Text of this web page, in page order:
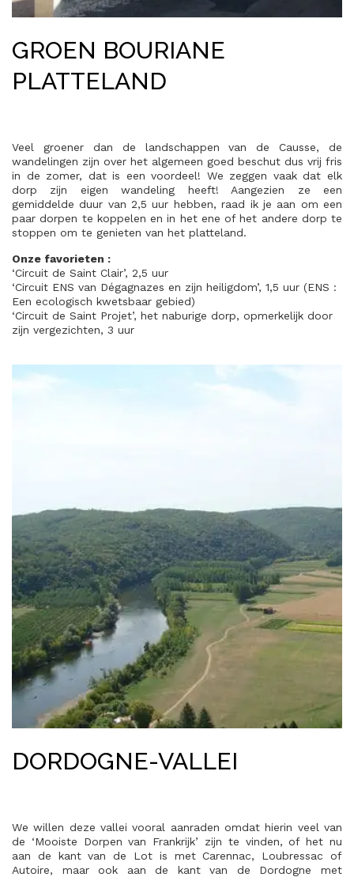
GROEN BOURIANE
PLATTELAND
Veel groener dan de landschappen van de Causse, de
wandelingen zijn over het algemeen goed beschut dus vrij fris
in de zomer, dat is een voordeel! We zeggen vaak dat elk
dorp zijn eigen wandeling heeft! Aangezien ze een
gemiddelde duur van 2,5 uur hebben, raad ik je aan om een
paar dorpen te koppelen en in het ene of het andere dorp te
stoppen om te genieten van het platteland.
Onze favorieten :
‘Circuit de Saint Clair’, 2,5 uur
‘Circuit ENS van Dégagnazes en zijn heiligdom’, 1,5 uur (ENS :
Een ecologisch kwetsbaar gebied)
‘Circuit de Saint Projet’, het naburige dorp, opmerkelijk door
zijn vergezichten, 3 uur
DORDOGNE-VALLEI
We willen deze vallei vooral aanraden omdat hierin veel van
de ‘Mooiste Dorpen van Frankrijk’ zijn te vinden, of het nu
aan de kant van de Lot is met Carennac, Loubressac of
Autoire, maar ook aan de kant van de Dordogne met